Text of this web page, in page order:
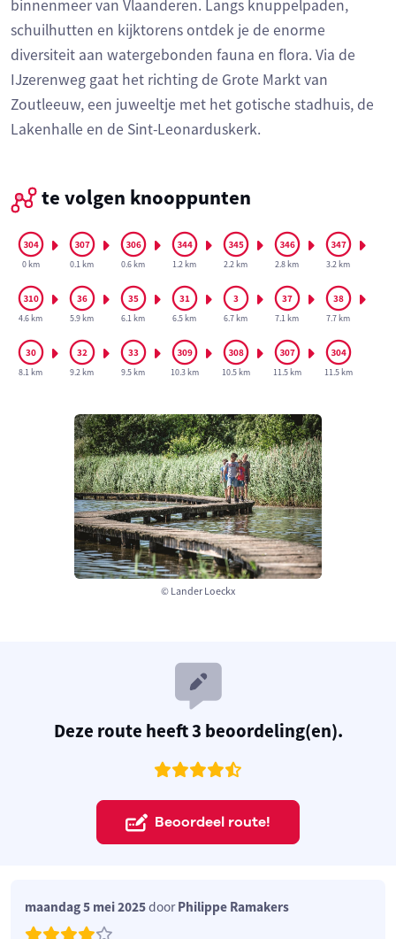
© Lander Loeckx
binnenmeer van Vlaanderen. Langs knuppelpaden,
schuilhutten en kijktorens ontdek je de enorme
diversiteit aan watergebonden fauna en flora. Via de
IJzerenweg gaat het richting de Grote Markt van
Zoutleeuw, een juweeltje met het gotische stadhuis, de
Lakenhalle en de Sint-Leonarduskerk.
te volgen knooppunten
0 km 0.1 km 0.6 km 1.2 km 2.2 km 2.8 km 3.2 km
4.6 km 5.9 km 6.1 km 6.5 km 6.7 km 7.1 km 7.7 km
8.1 km 9.2 km 9.5 km 10.3 km 10.5 km 11.5 km 11.5 km
Deze route heeft 3 beoordeling(en).
Beoordeel route!
maandag 5 mei 2025doorPhilippe Ramakers